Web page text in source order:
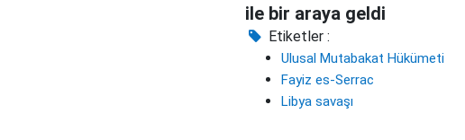
ile bir araya geldi
Etiketler :
Ulusal Mutabakat Hükümeti
Fayiz es-Serrac
Libya savaşı